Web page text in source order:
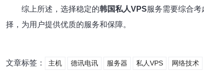
综上所述，选择稳定的韩国私人VPS服务需要综合
择，为用户提供优质的服务和保障。
文章标签： 主机 德讯电讯 服务器 私人VPS 网络技术